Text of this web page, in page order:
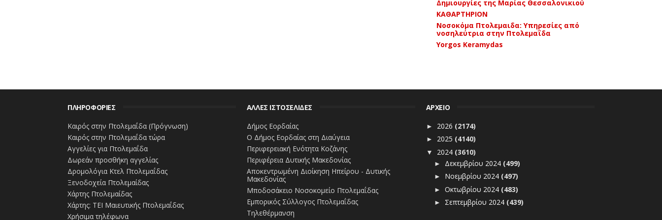
Δημιουργίες της Μαρίας Θεσσαλονικιού
ΚΑΘΑΡΤΗΡΙΟΝ
Νοσοκόμα Πτολεμαιδα: Υπηρεσίες από
νοσηλεύτρια στην Πτολεμαΐδα
Yorgos Keramydas
ΠΛΗΡΟΦΟΡΙΕΣ
Καιρός στην Πτολεμαΐδα (Πρόγνωση)
Καιρός στην Πτολεμαΐδα τώρα
Αγγελίες για Πτολεμαΐδα
Δωρεάν προσθήκη αγγελίας
Δρομολόγια Κτελ Πτολεμαΐδας
Ξενοδοχεία Πτολεμαίδας
Χάρτης Πτολεμαίδας
Χάρτης: ΤΕΙ Μαιευτικής Πτολεμαΐδας
Χρήσιμα τηλέφωνα
ΑΛΛΕΣ ΙΣΤΟΣΕΛΙΔΕΣ
Δήμος Εορδαίας
Ο Δήμος Εορδαίας στη Διαύγεια
Περιφερειακή Ενότητα Κοζάνης
Περιφέρεια Δυτικής Μακεδονίας
Αποκεντρωμένη Διοίκηση Ηπείρου - Δυτικής
Μακεδονίας
Μποδοσάκειο Νοσοκομείο Πτολεμαΐδας
Εμπορικός Σύλλογος Πτολεμαΐδας
Τηλεθέρμανση
ΑΡΧΕΙΟ
► 2026 (2174)
► 2025 (4140)
▼ 2024 (3610)
► Δεκεμβρίου 2024 (499)
► Νοεμβρίου 2024 (497)
►Οκτωβρίου 2024 (483)
► Σεπτεμβρίου 2024 (439)